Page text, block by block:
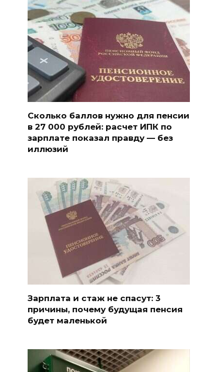
Сколько баллов нужно для пенсии
в 27 000 рублей: расчет ИПК по
зарплате показал правду — без
иллюзий
Зарплата и стаж не спасут: 3
причины, почему будущая пенсия
будет маленькой